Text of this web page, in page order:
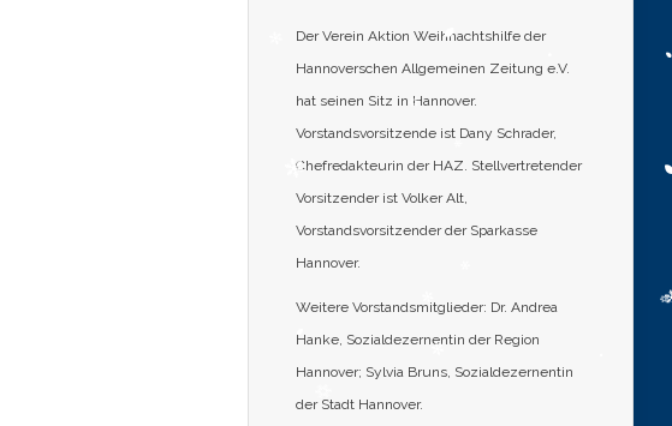
Der Verein Aktion Weihnachtshilfe der
Hannoverschen Allgemeinen Zeitung e.V.
hat seinen Sitz in Hannover.
Vorstandsvorsitzende ist Dany Schrader,
Chefredakteurin der HAZ. Stellvertretender
Vorsitzender ist Volker Alt,
Vorstandsvorsitzender der Sparkasse
Hannover.
Weitere Vorstandsmitglieder: Dr. Andrea
Hanke, Sozialdezernentin der Region
Hannover; Sylvia Bruns, Sozialdezernentin
der Stadt Hannover.